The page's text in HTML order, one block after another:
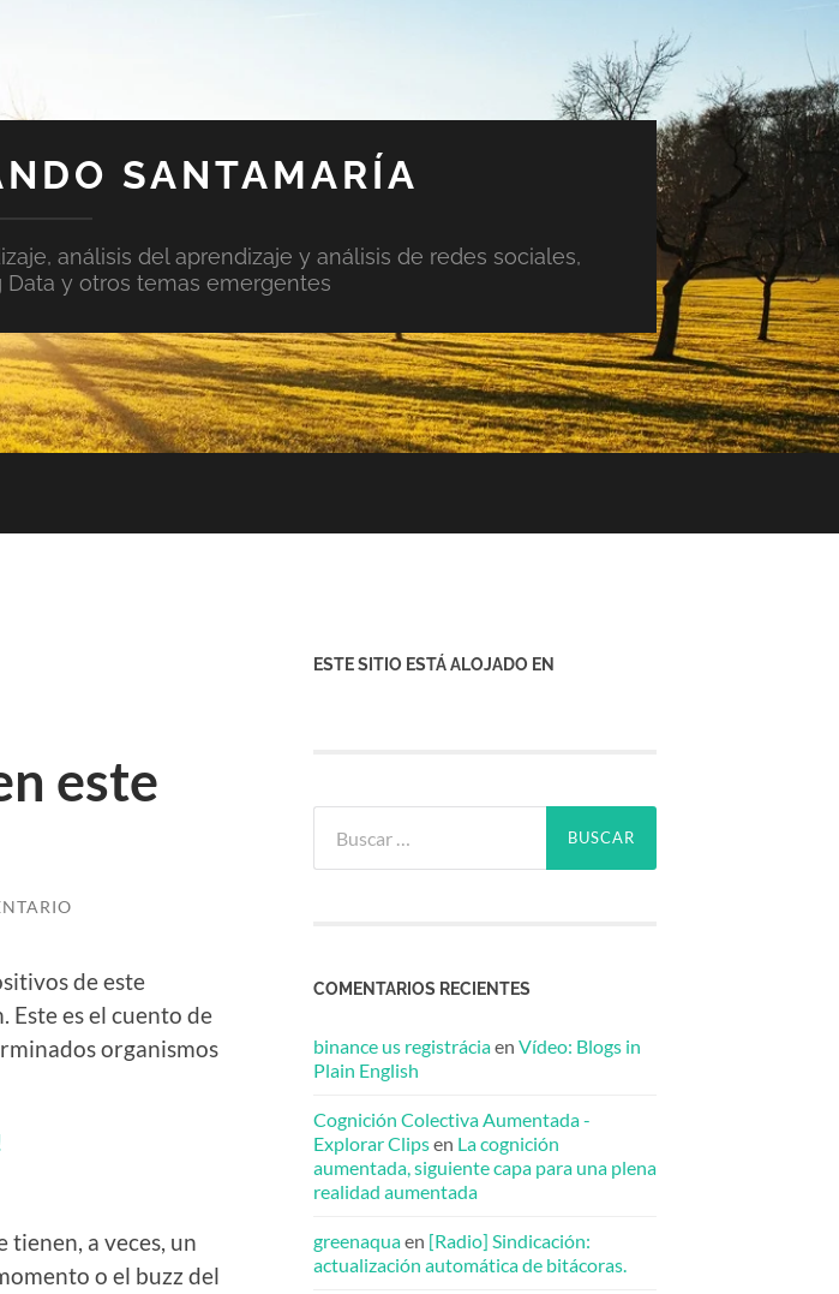
SANTAMARÍA
análisis del aprendizaje y análisis de redes sociales,
Data y otros temas emergentes
este
de este
Este es el cuento de
organismos
tienen, a veces, un
o el buzz del
ESTE SITIO ESTÁ ALOJADO EN
COMENTARIOS RECIENTES
binance us registráciaen Vídeo: Blogs in
Plain English
Cognición Colectiva Aumentada -
Explorar Clipsen La cognición
aumentada, siguiente capa para una plena
realidad aumentada
greenaquaen [Radio] Sindicación:
actualización automática de bitácoras.